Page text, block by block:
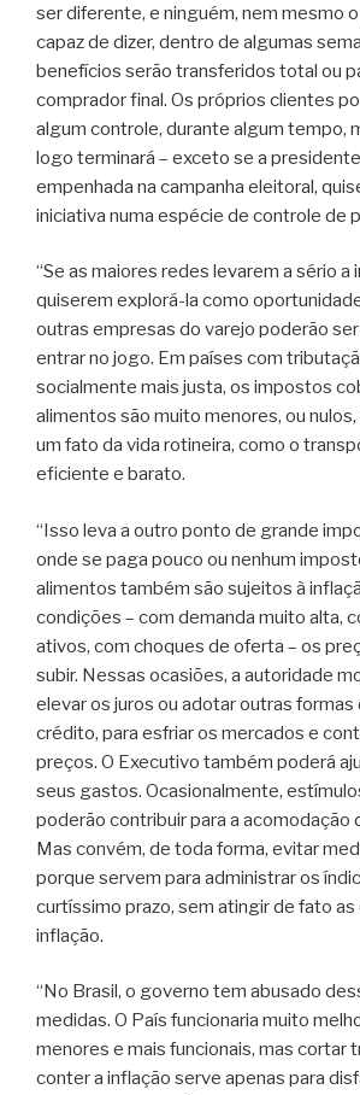
ser diferente, e ninguém, nem mesmo
capaz de dizer, dentro de algumas
benefícios serão transferidos total ou
comprador final. Os próprios clientes
algum controle, durante algum tempo,
logo terminará – exceto se a
empenhada na campanha eleitoral,
iniciativa numa espécie de controle de
“Se as maiores redes levarem a sério a
quiserem explorá-la como
outras empresas do varejo poderão
entrar no jogo. Em países com
socialmente mais justa, os impostos
alimentos são muito menores, ou
um fato da vida rotineira, como o
eficiente e barato.
“Isso leva a outro ponto de grande
onde se paga pouco ou nenhum
alimentos também são sujeitos à
condições – com demanda muito alta,
ativos, com choques de oferta – os
subir. Nessas ocasiões, a autoridade
elevar os juros ou adotar outras
crédito, para esfriar os mercados e
preços. O Executivo também poderá
seus gastos. Ocasionalmente,
poderão contribuir para a acomodação
Mas convém, de toda forma, evitar
porque servem para administrar os
curtíssimo prazo, sem atingir de fato as
inflação.
“No Brasil, o governo tem abusado
medidas. O País funcionaria muito
menores e mais funcionais, mas cortar
conter a inflação serve apenas para